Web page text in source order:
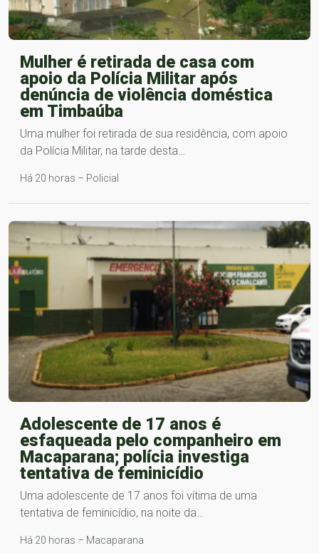
Mulher é retirada de casa com
apoio da Polícia Militar após
denúncia de violência doméstica
em Timbaúba
Uma mulher foi retirada de sua residência, com apoio
da Polícia Militar, na tarde desta…
Há 20 horas – Policial
Adolescente de 17 anos é
esfaqueada pelo companheiro em
Macaparana; polícia investiga
tentativa de feminicídio
Uma adolescente de 17 anos foi vítima de uma
tentativa de feminicídio, na noite da…
Há 20 horas – Macaparana